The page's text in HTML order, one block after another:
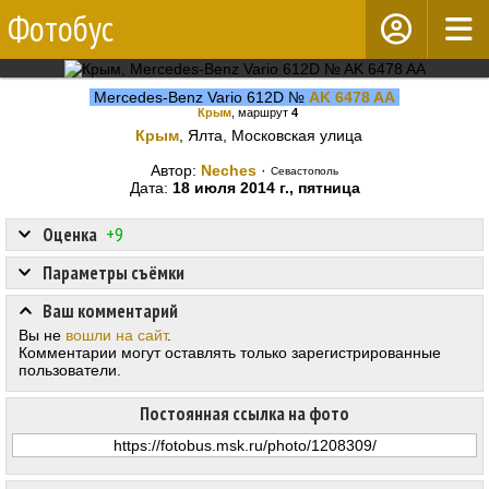
Фотобус
Mercedes-Benz Vario 612D № AK 6478 AA
Крым , маршрут 4
Крым, Ялта, Московская улица
Автор: Neches · Севастополь
Дата: 18 июля 2014 г., пятница
Оценка +9
Постоянная ссылка на фото
Параметры съёмки
Ваш комментарий
Вы не вошли на сайт.
Комментарии могут оставлять только зарегистрированные
пользователи.